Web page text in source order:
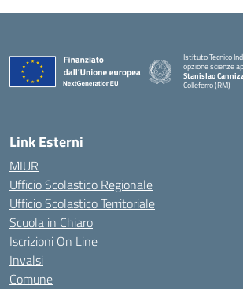
Istituto Tecnico
opzione scienze
Stanislao
Colleferro (RM)
Link Esterni
MIUR
Ufficio Scolastico Regionale
Ufficio Scolastico Territoriale
Scuola in Chiaro
Iscrizioni On Line
Invalsi
Comune